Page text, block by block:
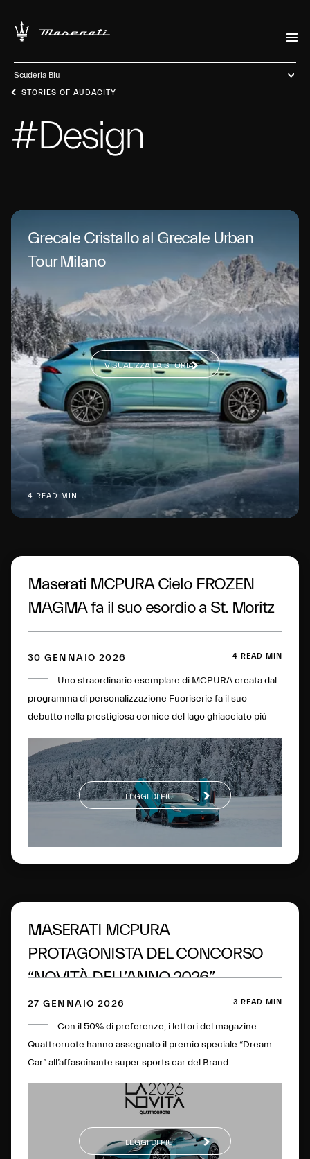
Scuderia Blu
STORIES OF AUDACITY
#Design
Grecale Cristallo al Grecale Urban
Tour Milano
4 READ MIN
VISUALIZZA LA STORIA
Maserati MCPURA Cielo FROZEN
MAGMA fa il suo esordio a St. Moritz
30 GENNAIO 2026 4 READ MIN
Uno straordinario esemplare di MCPURA creata dal
programma di personalizzazione Fuoriserie fa il suo
debutto nella prestigiosa cornice del lago ghiacciato più
LEGGI DI PIÙ
MASERATI MCPURA
PROTAGONISTA DEL CONCORSO
“NOVITÀ DELL’ANNO 2026”
27 GENNAIO 2026 3 READ MIN
Con il 50% di preferenze, i lettori del magazine
Quattroruote hanno assegnato il premio speciale “Dream
Car” all’affascinante super sports car del Brand.
LEGGI DI PIÙ